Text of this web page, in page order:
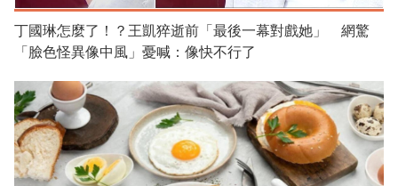
丁國琳怎麼了！？王凱猝逝前「最後一幕對戲她」 網驚
「臉色怪異像中風」憂喊：像快不行了